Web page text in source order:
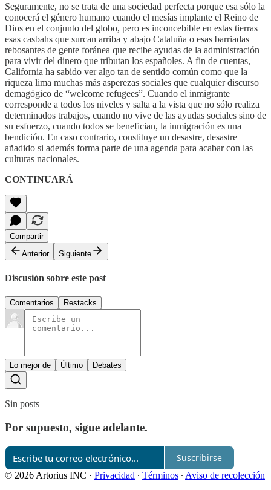
Seguramente, no se trata de una sociedad perfecta porque esa sólo la
conocerá el género humano cuando el mesías implante el Reino de
Dios en el conjunto del globo, pero es inconcebible en estas tierras
esas casbahs que surcan arriba y abajo Cataluña o esas barriadas
rebosantes de gente foránea que recibe ayudas de la administración
para vivir del dinero que tributan los españoles. A fin de cuentas,
California ha sabido ver algo tan de sentido común como que la
riqueza lima muchas más asperezas sociales que cualquier discurso
demagógico de “welcome refugees”. Cuando el inmigrante
corresponde a todos los niveles y salta a la vista que no sólo realiza
determinados trabajos, cuando no vive de las ayudas sociales sino de
su esfuerzo, cuando todos se benefician, la inmigración es una
bendición. En caso contrario, constituye un desastre, desastre
añadido si además forma parte de una agenda para acabar con las
culturas nacionales.
CONTINUARÁ
Compartir
Anterior
Siguiente
Discusión sobre este post
Comentarios Restacks
Lo mejor de Último Debates
Sin posts
Por supuesto, sigue adelante.
Suscribirse
© 2026 Artorius INC · Privacidad ∙ Términos ∙ Aviso de recolección